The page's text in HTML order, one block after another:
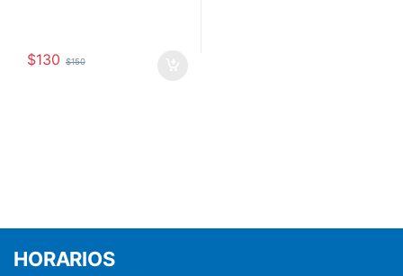
$130 $150
HORARIOS